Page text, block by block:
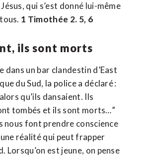
qui s’est donné lui-même
1 Timothée 2. 5, 6
ils sont morts
dans un bar clandestin d’East
du Sud, la police a déclaré :
qu’ils dansaient. Ils
tombés et ils sont morts…”
nous font prendre conscience
réalité qui peut frapper
Lorsqu’on est jeune, on pense